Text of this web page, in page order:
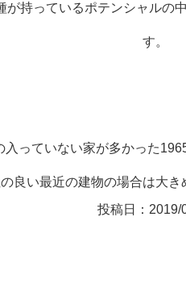
が持っているポテンシャルの
す。
っていない家が多かった
良い最近の建物の場合は大
投稿日： 2019/